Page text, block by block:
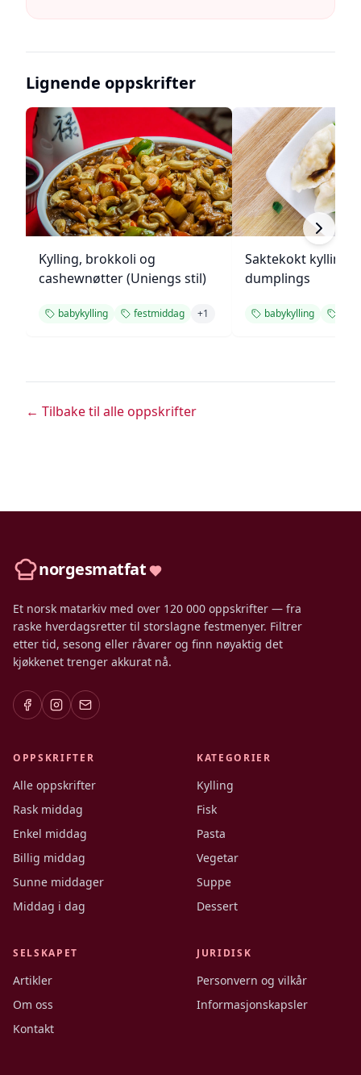
Lignende oppskrifter
Kylling, brokkoli og
cashewnøtter (Uniengs stil)
babykylling festmiddag +1
Saktekokt kylling
dumplings
babykylling
← Tilbake til alle oppskrifter
norgesmatfat
Et norsk matarkiv med over 120 000 oppskrifter — fra
raske hverdagsretter til storslagne festmenyer. Filtrer
etter tid, sesong eller råvarer og finn nøyaktig det
kjøkkenet trenger akkurat nå.
OPPSKRIFTER
Alle oppskrifter
Rask middag
Enkel middag
Billig middag
Sunne middager
Middag i dag
KATEGORIER
Kylling
Fisk
Pasta
Vegetar
Suppe
Dessert
SELSKAPET
Artikler
Om oss
Kontakt
JURIDISK
Personvern og vilkår
Informasjonskapsler